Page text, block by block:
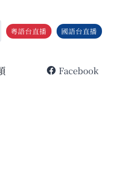
粵語台直播 國語台直播
Facebook